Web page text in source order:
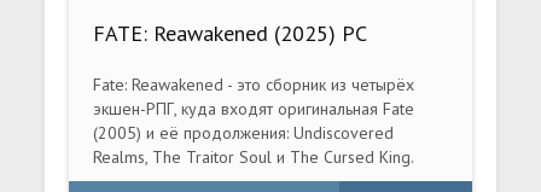
смещения. Сможете ли вы добраться до
спасти все человечество?
FATE: Reawakened (2025) PC
Fate: Reawakened - это сборник из четырёх
экшен-РПГ, куда входят оригинальная Fate
(2005) и её продолжения: Undiscovered
Realms, The Traitor Soul и The Cursed King.